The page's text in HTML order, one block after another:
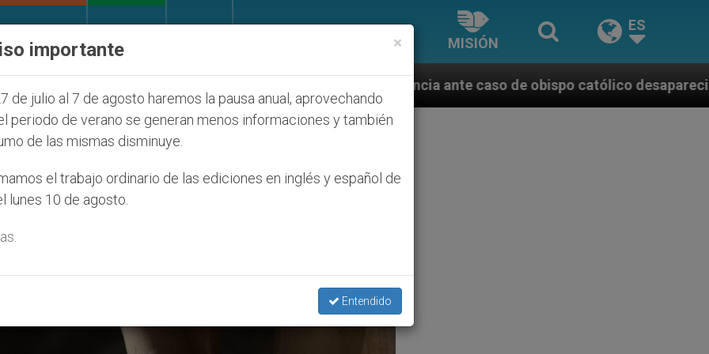
MISIÓN
ES
Seúl 2027 ONU se pronuncia ante caso de obispo católico desaparecido por la dictadura
Sangre De Cristo’
×
importante
de julio al 7 de agosto haremos la pausa anual, aprovechando
periodo de verano se generan menos informaciones y también
de las mismas disminuye.
el trabajo ordinario de las ediciones en inglés y español de
lunes 10 de agosto.
Entendido